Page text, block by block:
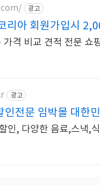
광고
리아 회원가입시
가격 비교 견적 전문 쇼
광고
인전문 임박몰 대한
인, 다양한 음료,스낵,